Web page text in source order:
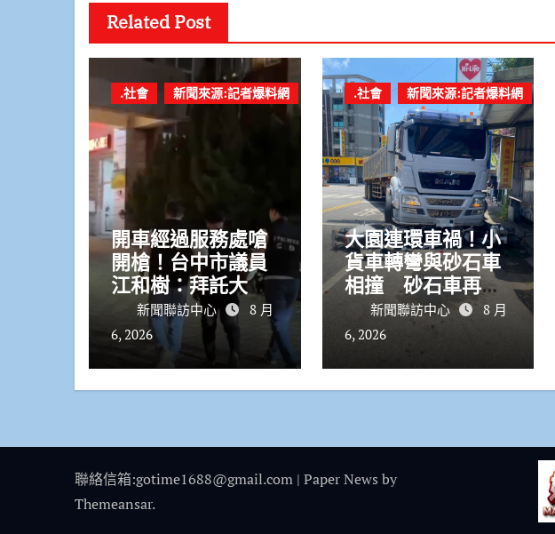
Related Post
.社會 新聞來源:記者爆料網
開車經過服務處嗆
開槍！台中市議員
江和樹：拜託大家
冷靜不要這樣 嫌
犯晚間落網動機待
新聞聯訪中心
8 月
6, 2026
.社會 新聞來源:記者爆料網
大園連環車禍！小
貨車轉彎與砂石車
相撞 砂石車再撞
停等紅燈機車路邊
停車
新聞聯訪中心
8 月
6, 2026
聯絡信箱:gotime1688@gmail.com | Paper News by
Themeansar.